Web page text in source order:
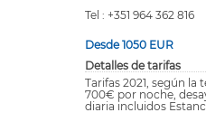
Tel : +351 964 362 816
Desde 1050 EUR
Detalles de tarifas
Tarifas 2021, según
700€ por noche,
diaria incluidos